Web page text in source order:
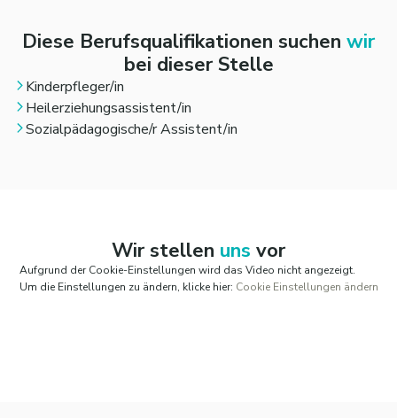
Pädagogische Ergänzungskraft (m/w/d).
Diese Berufsqualifikationen suchen wir
bei dieser Stelle
Kinderpfleger/in
Heilerziehungsassistent/in
Sozialpädagogische/r Assistent/in
Wir stellen uns vor
Aufgrund der Cookie-Einstellungen wird das Video nicht angezeigt.
Um die Einstellungen zu ändern, klicke hier: Cookie Einstellungen ändern